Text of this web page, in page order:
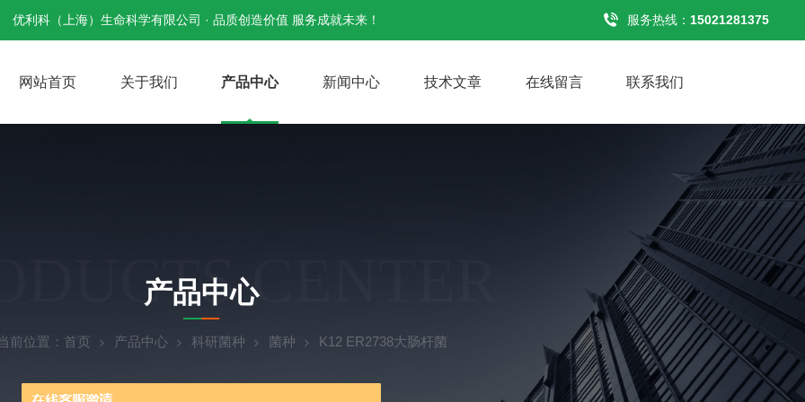
优利科（上海）生命科学有限公司 · 品质创造价值 服务成就未来！ 服务热线： 15021281375
网站首页 关于我们 产品中心 新闻中心 技术文章 在线留言 联系我们
CENTER
产品中心
前位置： 首页 产品中心 科研菌种 菌种 K12 ER2738大肠杆菌